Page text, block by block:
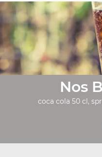
Nos
coca cola 50 cl,